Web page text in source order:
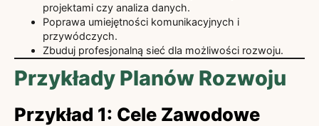
projektami czy analiza danych.
Poprawa umiejętności komunikacyjnych i
przywódczych.
Zbuduj profesjonalną sieć dla możliwości rozwoju.
Przykłady Planów Rozwoju
Przykład 1: Cele Zawodowe